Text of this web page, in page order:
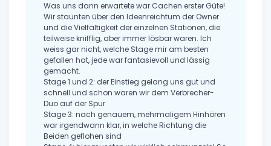
Was uns dann erwartete war Cachen erster Güte!
Wir staunten über den Ideenreichtum der Owner
und die Vielfältigkeit der einzelnen Stationen, die
teilweise knifflig, aber immer lösbar waren. Ich
weiss gar nicht, welche Stage mir am besten
gefallen hat, jede war fantasievoll und lässig
gemacht.
Stage 1 und 2: der Einstieg gelang uns gut und
schnell und schon waren wir dem Verbrecher-
Duo auf der Spur
Stage 3: nach genauem, mehrmaligem Hinhören
war irgendwann klar, in welche Richtung die
Beiden geflohen sind